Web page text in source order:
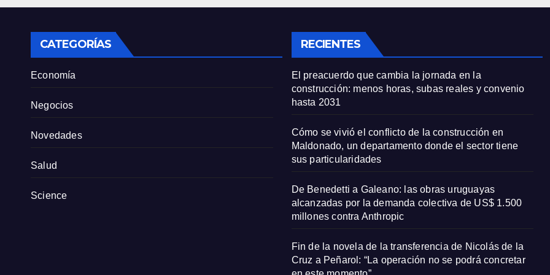
particularidades
CATEGORÍAS
Economía
Negocios
Novedades
Salud
Science
RECIENTES
El preacuerdo que cambia la jornada en la
construcción: menos horas, subas reales y convenio
hasta 2031
Cómo se vivió el conflicto de la construcción en
Maldonado, un departamento donde el sector tiene
sus particularidades
De Benedetti a Galeano: las obras uruguayas
alcanzadas por la demanda colectiva de US$ 1.500
millones contra Anthropic
Fin de la novela de la transferencia de Nicolás de la
Cruz a Peñarol: “La operación no se podrá concretar